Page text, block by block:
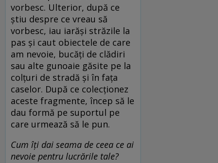
vorbesc. Ulterior, după ce
știu despre ce vreau să
vorbesc, iau iarăși străzile la
pas și caut obiectele de care
am nevoie, bucăți de clădiri
sau alte gunoaie găsite pe la
colțuri de stradă și în fața
caselor. După ce colecționez
aceste fragmente, încep să le
dau formă pe suportul pe
care urmează să le pun.
Cum îți dai seama de ceea ce ai
nevoie pentru lucrările tale?